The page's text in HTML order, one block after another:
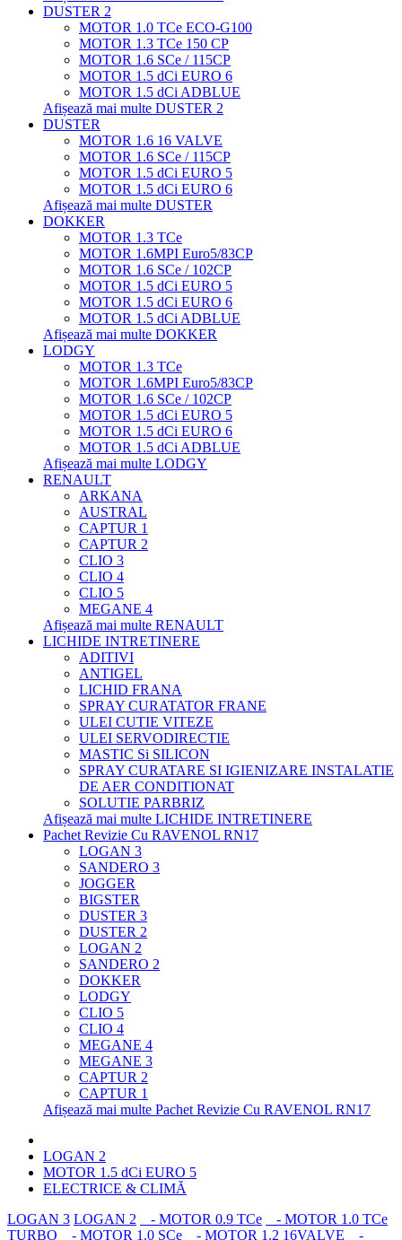
DUSTER 2
MOTOR 1.0 TCe ECO-G100
MOTOR 1.3 TCe 150 CP
MOTOR 1.6 SCe / 115CP
MOTOR 1.5 dCi EURO 6
MOTOR 1.5 dCi ADBLUE
Afișează mai multe DUSTER 2
DUSTER
MOTOR 1.6 16 VALVE
MOTOR 1.6 SCe / 115CP
MOTOR 1.5 dCi EURO 5
MOTOR 1.5 dCi EURO 6
Afișează mai multe DUSTER
DOKKER
MOTOR 1.3 TCe
MOTOR 1.6MPI Euro5/83CP
MOTOR 1.6 SCe / 102CP
MOTOR 1.5 dCi EURO 5
MOTOR 1.5 dCi EURO 6
MOTOR 1.5 dCi ADBLUE
Afișează mai multe DOKKER
LODGY
MOTOR 1.3 TCe
MOTOR 1.6MPI Euro5/83CP
MOTOR 1.6 SCe / 102CP
MOTOR 1.5 dCi EURO 5
MOTOR 1.5 dCi EURO 6
MOTOR 1.5 dCi ADBLUE
Afișează mai multe LODGY
RENAULT
ARKANA
AUSTRAL
CAPTUR 1
CAPTUR 2
CLIO 3
CLIO 4
CLIO 5
MEGANE 4
Afișează mai multe RENAULT
LICHIDE INTRETINERE
ADITIVI
ANTIGEL
LICHID FRANA
SPRAY CURATATOR FRANE
ULEI CUTIE VITEZE
ULEI SERVODIRECTIE
MASTIC Si SILICON
SPRAY CURATARE SI IGIENIZARE INSTALATIE
DE AER CONDITIONAT
SOLUTIE PARBRIZ
Afișează mai multe LICHIDE INTRETINERE
Pachet Revizie Cu RAVENOL RN17
LOGAN 3
SANDERO 3
JOGGER
BIGSTER
DUSTER 3
DUSTER 2
LOGAN 2
SANDERO 2
DOKKER
LODGY
CLIO 5
CLIO 4
MEGANE 4
MEGANE 3
CAPTUR 2
CAPTUR 1
Afișează mai multe Pachet Revizie Cu RAVENOL RN17
LOGAN 2
MOTOR 1.5 dCi EURO 5
ELECTRICE & CLIMĂ
LOGAN 3 LOGAN 2 - MOTOR 0.9 TCe
- MOTOR 1.0 TCe
TURBO
- MOTOR 1.0 SCe - MOTOR 1.2 16VALVE -